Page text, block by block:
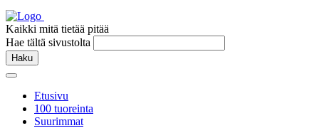
Kaikki mitä tietää pitää
Hae tältä sivustolta
Haku
Etusivu
100 tuoreinta
Suurimmat